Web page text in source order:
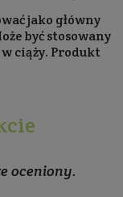
jako główny
być stosowany
ciąży. Produkt
oceniony.